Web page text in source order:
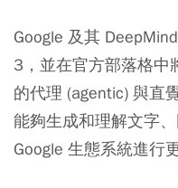
Google 及其
3，並在官方部落格中
的代理 (agentic) 與直
能夠生成和理解文字
Google 生態系統進行